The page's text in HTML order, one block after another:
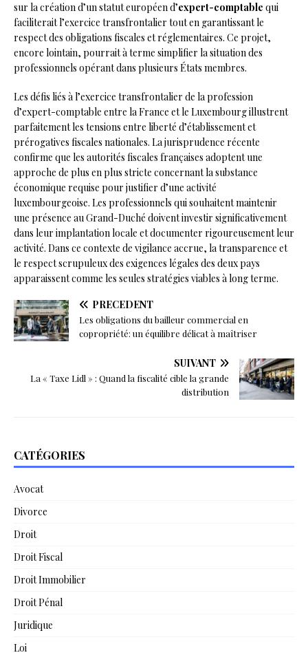
sur la création d’un statut européen d’expert-comptable qui
faciliterait l’exercice transfrontalier tout en garantissant le
respect des obligations fiscales et réglementaires. Ce projet,
encore lointain, pourrait à terme simplifier la situation des
professionnels opérant dans plusieurs États membres.
Les défis liés à l’exercice transfrontalier de la profession
d’expert-comptable entre la France et le Luxembourg illustrent
parfaitement les tensions entre liberté d’établissement et
prérogatives fiscales nationales. La jurisprudence récente
confirme que les autorités fiscales françaises adoptent une
approche de plus en plus stricte concernant la substance
économique requise pour justifier d’une activité
luxembourgeoise. Les professionnels qui souhaitent maintenir
une présence au Grand-Duché doivent investir significativement
dans leur implantation locale et documenter rigoureusement leur
activité. Dans ce contexte de vigilance accrue, la transparence et
le respect scrupuleux des exigences légales des deux pays
apparaissent comme les seules stratégies viables à long terme.
PRÉCÉDENT
Les obligations du bailleur commercial en
copropriété: un équilibre délicat à maîtriser
SUIVANT
La « Taxe Lidl » : Quand la fiscalité cible la grande
distribution
CATÉGORIES
Avocat
Divorce
Droit
Droit Fiscal
Droit Immobilier
Droit Pénal
Juridique
Loi